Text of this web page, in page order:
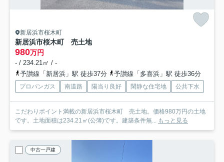
新居浜市桜木町
新居浜市桜木町 売土地
980万円
- / 234.21㎡ / -
予讃線「新居浜」駅 徒歩37分
予讃線「多喜浜」駅 徒歩36分
プロパンガス 南道路 陽当り良好 閑静な住宅地 公共下水
こだわりポイント満載の新居浜市桜木町 売土地。価格980万円の土地
です。土地面積は234.21㎡(公簿)です。建築条件無... もっと見る
中古一戸建